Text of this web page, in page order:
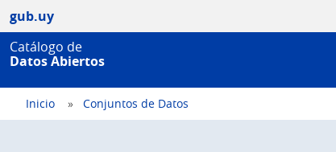
gub.uy
Catálogo de
Datos Abiertos
Inicio Conjuntos de Datos